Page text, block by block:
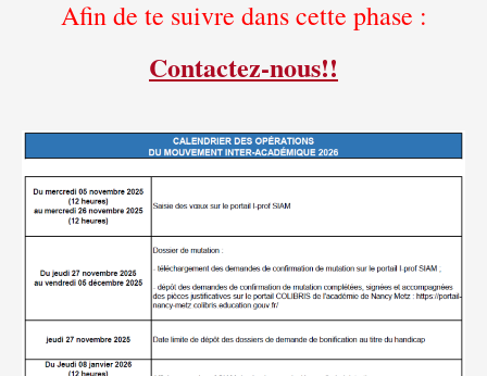
Afin de te suivre dans cette phase :
Contactez-nous!!